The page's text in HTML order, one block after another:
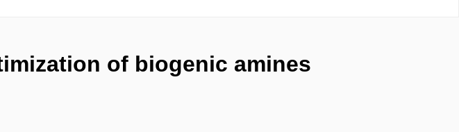
of biogenic amines